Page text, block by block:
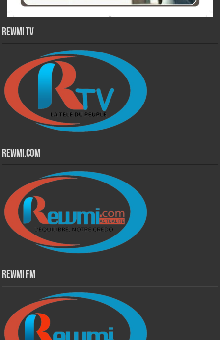
Rewmi TV
Rewmi.Com
Rewmi Fm